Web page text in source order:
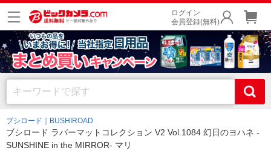
ログイン
会員登録(無料)
ブシロード｜BUSHIROAD
ブシロード ラバーマットコレクション V2 Vol.1084 幻日のヨハネ -
SUNSHINE in the MIRROR- マリ